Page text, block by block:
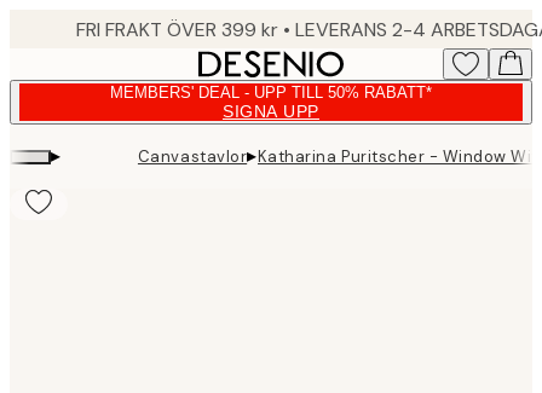
FRI FRAKT ÖVER 399 kr • LEVERANS 2-4
MEMBERS' DEAL - UPP TILL 50% RABATT*
SIGNA UPP
▸ Canvastavlor▸Katharina Puritscher - Window